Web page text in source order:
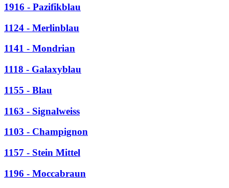
1916 - Pazifikblau
1124 - Merlinblau
1141 - Mondrian
1118 - Galaxyblau
1155 - Blau
1163 - Signalweiss
1103 - Champignon
1157 - Stein Mittel
1196 - Moccabraun